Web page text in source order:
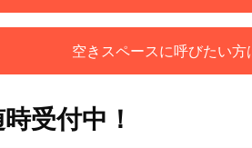
空きスペースに呼びたい方
受付中！